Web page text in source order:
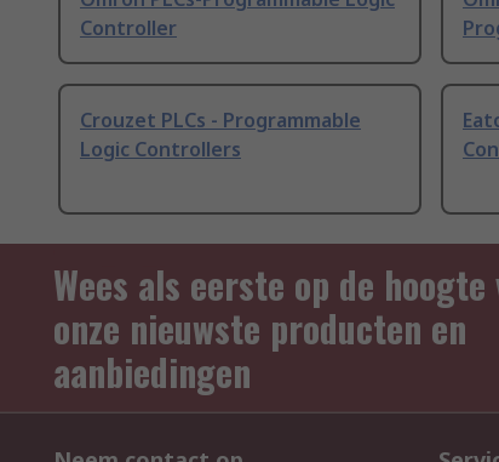
Controller
Crouzet PLCs - Programmable
Logic Controllers
Wees als eerste op de hoogte
onze nieuwste producten en
aanbiedingen